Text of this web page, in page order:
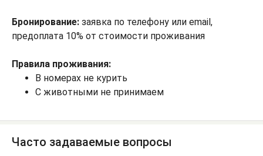
Бронирование: заявка по телефону или email,
предоплата 10% от стоимости проживания
Правила проживания:
В номерах не курить
С животными не принимаем
Часто задаваемые вопросы